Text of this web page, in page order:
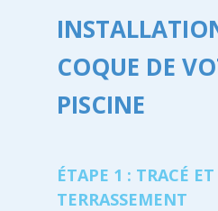
COQUE DE
PISCINE
ÉTAPE 1 : TRACÉ ET
TERRASSEMENT